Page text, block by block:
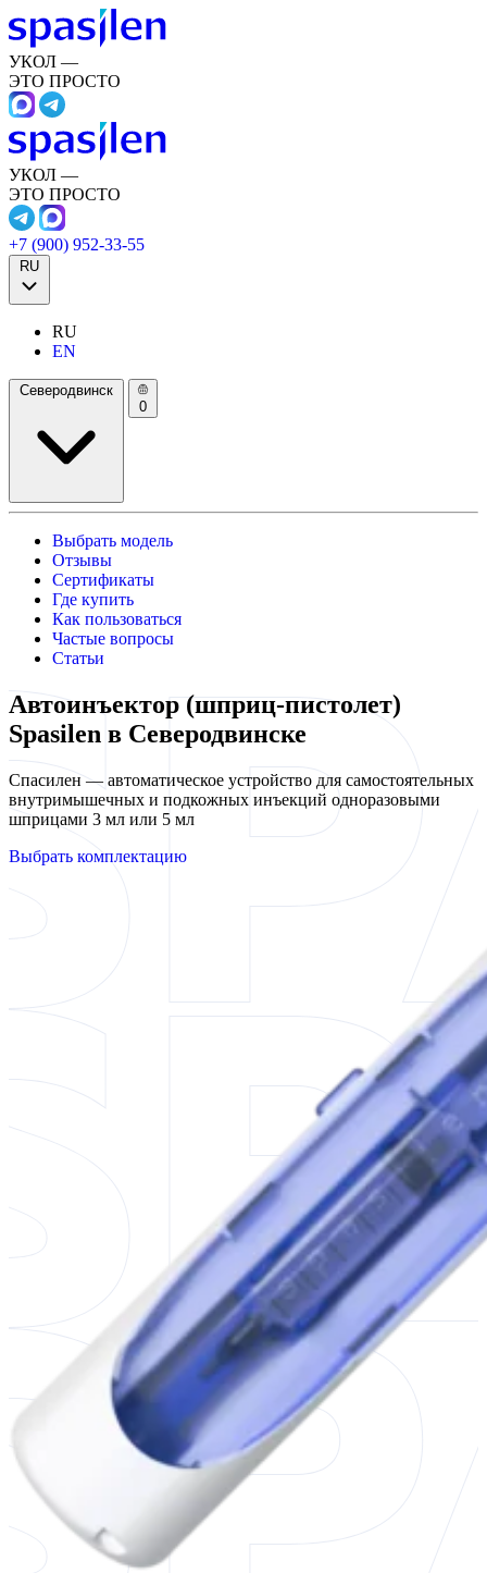
УКОЛ —
ЭТО ПРОСТО
УКОЛ —
ЭТО ПРОСТО
+7 (900) 952-33-55
RU
RU
EN
Северодвинск
0
Выбрать модель
Отзывы
Сертификаты
Где купить
Как пользоваться
Частые вопросы
Статьи
Автоинъектор (шприц-пистолет)
Spasilen в Северодвинске
Спасилен — автоматическое устройство для самостоятельных
внутримышечных и подкожных инъекций одноразовыми
шприцами 3 мл или 5 мл
Выбрать комплектацию